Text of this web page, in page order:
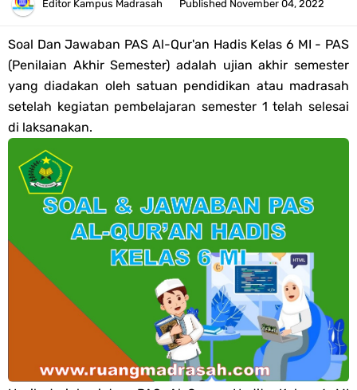
Tahun 2026
Bank Soal PAT Semester 2 Kelas 4 SD/MI Tahun 2026
Pendaftaran Akun Google Workspace bagi GTK Madrasah
Panduan GOOGLE WORKSPACE (GWS) Untuk Guru Madrasah
Bank Soal ASAT/PAT Kelas 5 SD/MI Kurikulum Merdeka Tahun 2026
Bank Soal PAT Kelas 6 SD/MI Semester 2 Kurikulum Merdeka Tahun
2026
Kisi-kisi Soal US/UM Jenjang SD/MI Tahun 2026 Lengkap
POS UM Jenjang MI, MTs Dan MA Tahun 2026
Jawaban Tugas Mandiri Dan Tugas Refleksi Modul Pedagogik SKI
PPG 2025
Editor Kampus Madrasah Published November 04, 2022
Soal Dan Jawaban PAS Al-Qur'an Hadis Kelas 6 MI - PAS
(Penilaian Akhir Semester) adalah ujian akhir semester
yang diadakan oleh satuan pendidikan atau madrasah
setelah kegiatan pembelajaran semester 1 telah selesai
di laksanakan.